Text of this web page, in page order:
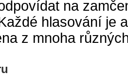
na
hlasování je
z mnoha